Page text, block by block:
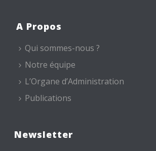
A Propos
Qui sommes-nous ?
Notre équipe
L’Organe d’Administration
Publications
Newsletter